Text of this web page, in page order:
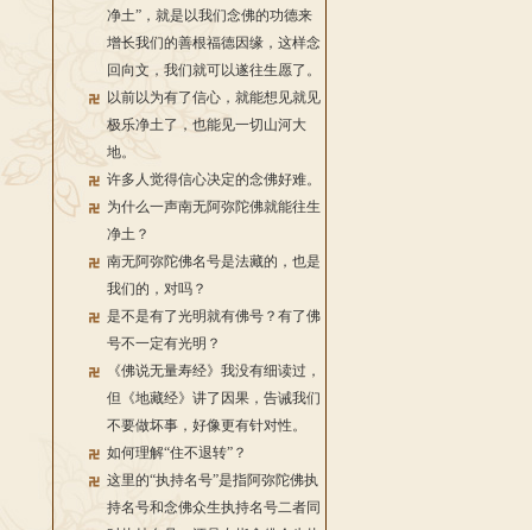
净土”，就是以我们念佛的功德来
增长我们的善根福德因缘，这样念
回向文，我们就可以遂往生愿了。
以前以为有了信心，就能想见就见
极乐净土了，也能见一切山河大
地。
许多人觉得信心决定的念佛好难。
为什么一声南无阿弥陀佛就能往生
净土？
南无阿弥陀佛名号是法藏的，也是
我们的，对吗？
是不是有了光明就有佛号？有了佛
号不一定有光明？
《佛说无量寿经》我没有细读过，
但《地藏经》讲了因果，告诫我们
不要做坏事，好像更有针对性。
如何理解“住不退转”？
这里的“执持名号”是指阿弥陀佛执
持名号和念佛众生执持名号二者同